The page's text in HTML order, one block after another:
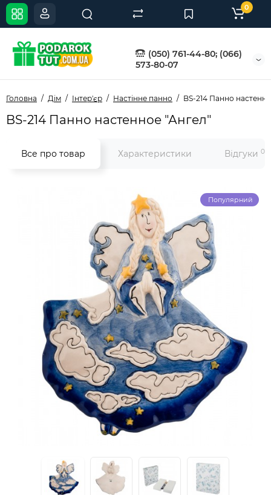
(050) 761-44-80; (066)
573-80-07
0
Головна Дім Інтер'єр Настінне панно BS-214 Панно
BS-214 Панно настенное "Ангел"
Все про товар Характеристики Відгуки 0
Популярний